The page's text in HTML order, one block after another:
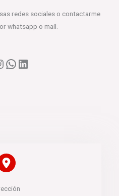
redes sociales o contactarme
whatsapp o mail.
WhatsApp
LinkedIn